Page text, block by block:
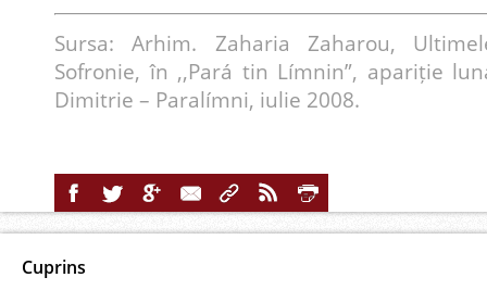
Sursa: Arhim. Zaharia Zaharou,
Sofronie, în ,,Pará tin Límnin”, apariție
Dimitrie – Paralímni, iulie 2008.
Cuprins